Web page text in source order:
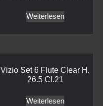
Weiterlesen
Vizio Set 6 Flute Clear H.
26.5 Cl.21
Weiterlesen